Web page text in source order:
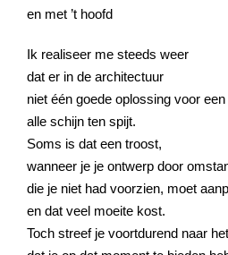
en met ’t hoofd
Ik realiseer me steeds weer
dat er in de architectuur
niet één goede oplossing voor
alle schijn ten spijt.
Soms is dat een troost,
wanneer je je ontwerp door
die je niet had voorzien, moet
en dat veel moeite kost.
Toch streef je voortdurend naar